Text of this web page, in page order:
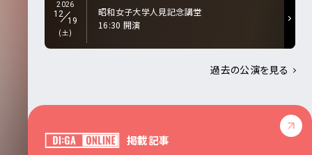
2026
12
19
(土)
昭和女子大学人見記念講堂
16:30 開演
過去の公演を見る
掲載記事